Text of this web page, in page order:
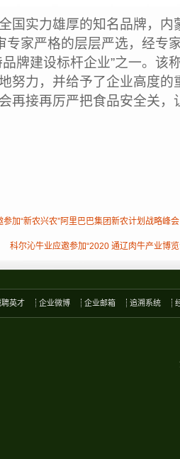
国实力雄厚的知名品牌，
专家严格的层层严选，经专
牌建设标杆企业”之一。该
努力，并给予了企业高度
再接再厉严把食品安全关
加“新农兴农”阿里巴巴集团新农计划战略峰会
科尔沁牛业应邀参加“2020 通辽肉牛产业博
聘英才 企业微博 企业邮箱 追溯系统